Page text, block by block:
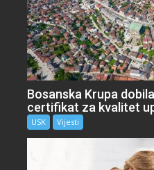
Bosanska Krupa
certifikat za kvalitet
USK Vijesti